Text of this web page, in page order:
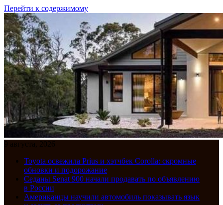
Перейти к содержимому
9 августа, 2026
Toyota освежила Prius и хэтчбек Corolla: скромные
обновки и подорожание
Седаны Senat 900 начали продавать по объявлению
в России
Американцы научили автомобиль показывать язык